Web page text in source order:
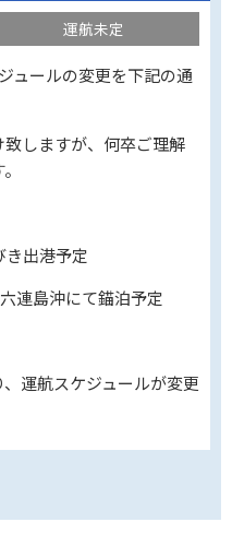
運航未定
ュールの変更を下記の通
しますが、何卒ご理解
出港予定
連島沖にて錨泊予定
運航スケジュールが変更